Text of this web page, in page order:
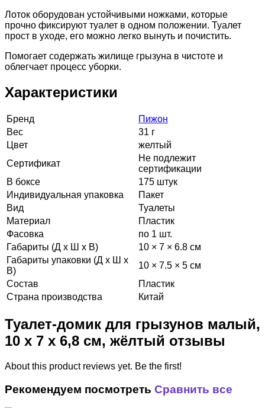
Лоток оборудован устойчивыми ножками, которые
прочно фиксируют туалет в одном положении. Туалет
прост в уходе, его можно легко вынуть и почистить.
Помогает содержать жилище грызуна в чистоте и
облегчает процесс уборки.
Характеристики
Бренд
Пижон
Вес
31 г
Цвет
желтый
Сертификат
Не подлежит
сертификации
В боксе
175 штук
Индивидуальная упаковка
Пакет
Вид
Туалеты
Материал
Пластик
Фасовка
по 1 шт.
Габариты (Д х Ш х В)
10 × 7 × 6.8 см
Габариты упаковки (Д х Ш х
В)
10 × 7.5 × 5 см
Состав
Пластик
Страна производства
Китай
Туалет-домик для грызунов малый,
10 х 7 х 6,8 см, жёлтый отзывы
About this product reviews yet. Be the first!
Рекомендуем посмотреть Сравнить все